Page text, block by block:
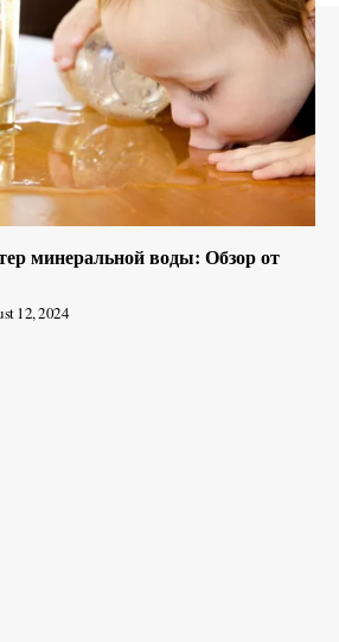
минеральной воды: Обзор от
12, 2024